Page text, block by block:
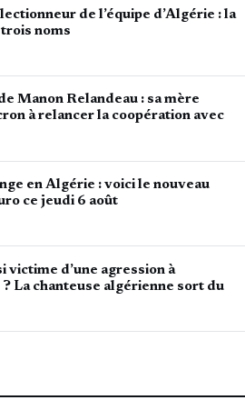
de l’équipe d’Algérie : la
noms
Manon Relandeau : sa mère
à relancer la coopération avec
en Algérie : voici le nouveau
ce jeudi 6 août
victime d’une agression à
La chanteuse algérienne sort du